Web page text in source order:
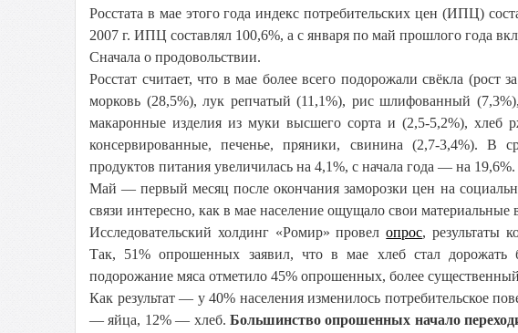
Росстата в мае этого года индекс потребительских цен (ИПЦ)
2007 г. ИПЦ составлял 100,6%, а с января по май прошлого года
Сначала о продовольствии.
Росстат считает, что в мае более всего подорожали свёкла (рост
морковь (28,5%), лук репчатый (11,1%), рис шлифованный
макаронные изделия из муки высшего сорта и (2,5-5,2%),
консервированные, печенье, пряники, свинина (2,7-3,4%). В
продуктов питания увеличилась на 4,1%, с начала года — на 19,6%.
Май — первый месяц после окончания заморозки цен на
связи интересно, как в мае население ощущало свои
Исследовательский холдинг «Ромир» провелопрос, результаты
Так, 51% опрошенных заявил, что в мае хлеб стал
подорожание мяса отметило 45% опрошенных, более
Как результат — у 40% населения изменилось потребительское
— яйца, 12% — хлеб. Большинство опрошенных начало